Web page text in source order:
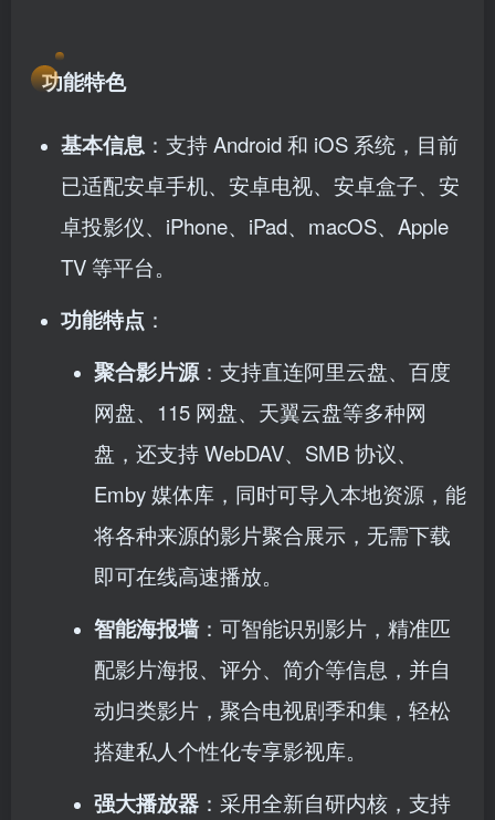
功能特色
基本信息 ：支持 Android 和 iOS 系统，目前
已适配安卓手机、安卓电视、安卓盒子、安
卓投影仪、iPhone、iPad、macOS、Apple
TV 等平台。
功能特点 ：
聚合影片源 ：支持直连阿里云盘、百度
网盘、115 网盘、天翼云盘等多种网
盘，还支持 WebDAV、SMB 协议、
Emby 媒体库，同时可导入本地资源，能
将各种来源的影片聚合展示，无需下载
即可在线高速播放。
智能海报墙：可智能识别影片，精准匹
配影片海报、评分、简介等信息，并自
动归类影片，聚合电视剧季和集，轻松
搭建私人个性化专享影视库。
强大播放器 ：采用全新自研内核，支持